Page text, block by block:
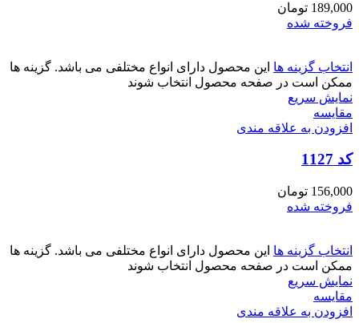
189,000 تومان
فروخته شده
انتخاب گزینه ها این محصول دارای انواع مختلفی می باشد. گزینه ها
ممکن است در صفحه محصول انتخاب شوند
نمایش سریع
مقايسه
افزودن به علاقه مندی
کد 1127
156,000 تومان
فروخته شده
انتخاب گزینه ها این محصول دارای انواع مختلفی می باشد. گزینه ها
ممکن است در صفحه محصول انتخاب شوند
نمایش سریع
مقايسه
افزودن به علاقه مندی